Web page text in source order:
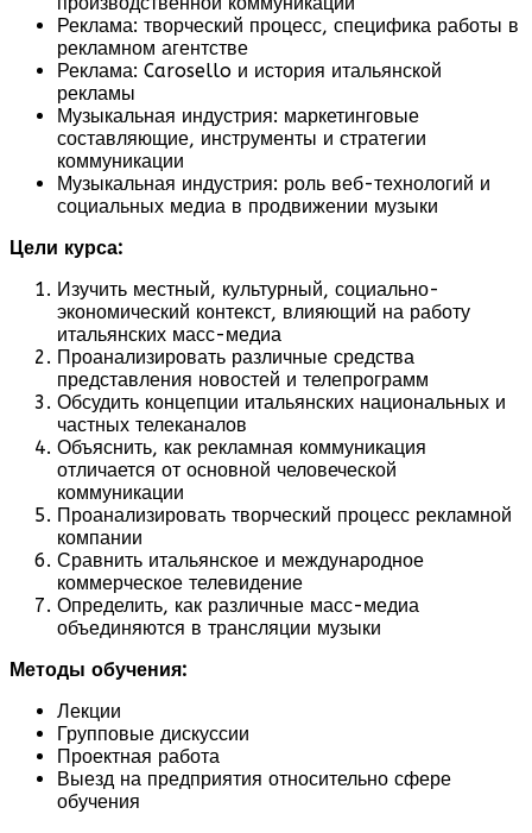
Реклама: творческий процесс, специфика работы в
рекламном агентстве
Реклама: Carosello и история итальянской
рекламы
Музыкальная индустрия: маркетинговые
составляющие, инструменты и стратегии
коммуникации
Музыкальная индустрия: роль веб-технологий и
социальных медиа в продвижении музыки
Цели курса:
Изучить местный, культурный, социально-
экономический контекст, влияющий на работу
итальянских масс-медиа
Проанализировать различные средства
представления новостей и телепрограмм
Обсудить концепции итальянских национальных и
частных телеканалов
Объяснить, как рекламная коммуникация
отличается от основной человеческой
коммуникации
Проанализировать творческий процесс рекламной
компании
Сравнить итальянское и международное
коммерческое телевидение
Определить, как различные масс-медиа
объединяются в трансляции музыки
Методы обучения:
Лекции
Групповые дискуссии
Проектная работа
Выезд на предприятия относительно сфере
обучения